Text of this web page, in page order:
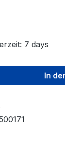
7 days
Gib den
In